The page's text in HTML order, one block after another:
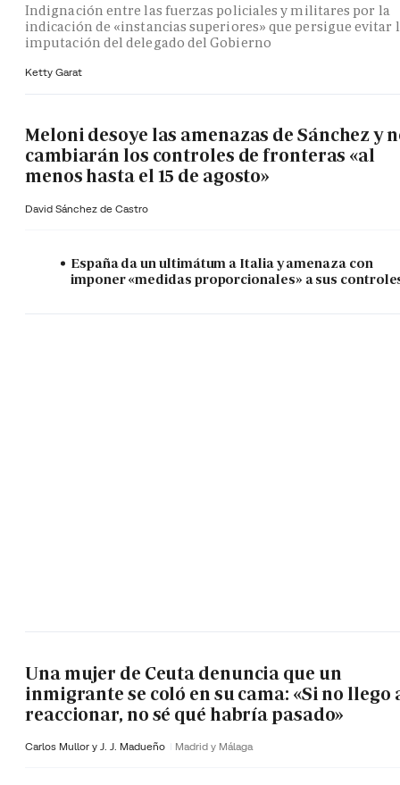
Indignación entre las fuerzas policiales y militares por la
indicación de «instancias superiores» que persigue evitar
imputación del delegado del Gobierno
Ketty Garat
Meloni desoye las amenazas de Sánchez y
cambiarán los controles de fronteras «al
menos hasta el 15 de agosto»
David Sánchez de Castro
España da un ultimátum a Italia y amenaza con
imponer «medidas proporcionales» a sus
Una mujer de Ceuta denuncia que un
inmigrante se coló en su cama: «Si no llego
reaccionar, no sé qué habría pasado»
Carlos Mullor y J. J. Madueño Madrid y Málaga